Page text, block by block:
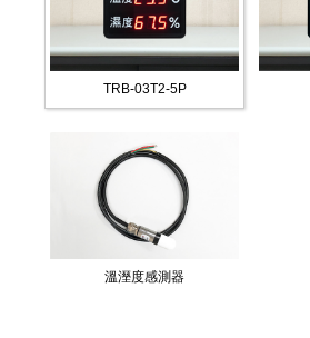
TRB-03T2-5P
溫溼度感測器